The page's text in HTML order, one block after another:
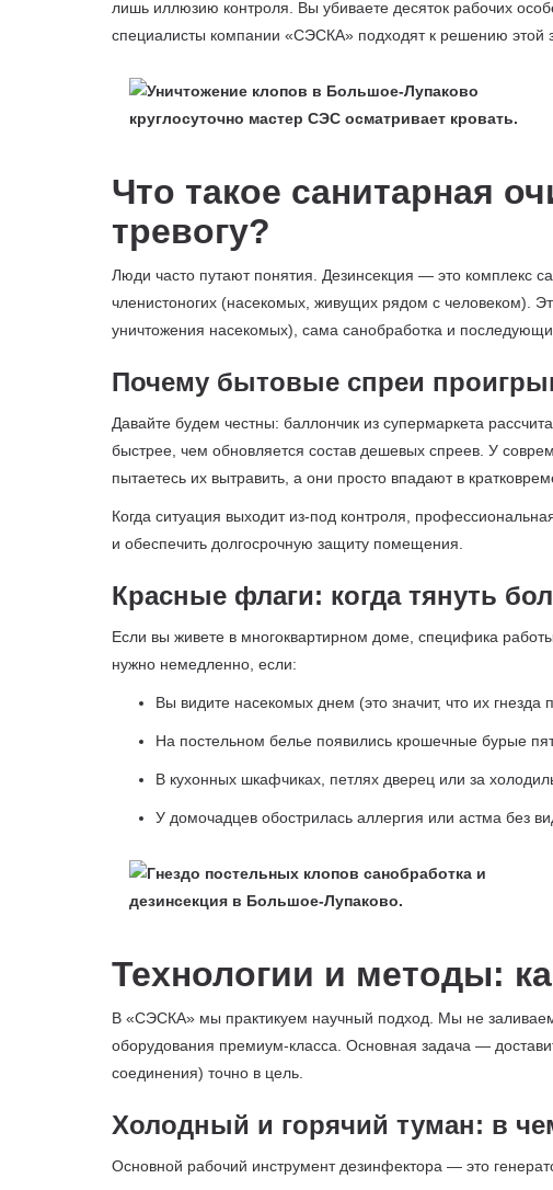
лишь иллюзию контроля. Вы убиваете десяток рабочих
специалисты компании «СЭСКА» подходят к решению этой
Что такое санитарная
тревогу?
Люди часто путают понятия. Дезинсекция — это комплекс
членистоногих (насекомых, живущих рядом с человеком).
уничтожения насекомых), сама санобработка и
Почему бытовые спреи
Давайте будем честны: баллончик из супермаркета
быстрее, чем обновляется состав дешевых спреев. У
пытаетесь их вытравить, а они просто впадают в
Когда ситуация выходит из-под контроля,
и обеспечить долгосрочную защиту помещения.
Красные флаги: когда тянуть
Если вы живете в многоквартирном доме, специфика
нужно немедленно, если:
Вы видите насекомых днем (это значит, что их гнезда
На постельном белье появились крошечные бурые
В кухонных шкафчиках, петлях дверец или за
У домочадцев обострилась аллергия или астма без
Технологии и методы:
В «СЭСКА» мы практикуем научный подход. Мы не
оборудования премиум-класса. Основная задача —
соединения) точно в цель.
Холодный и горячий туман: в
Основной рабочий инструмент дезинфектора — это